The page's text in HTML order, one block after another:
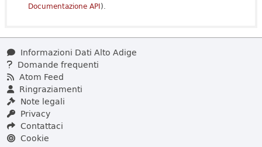
Documentazione API).
Informazioni Dati Alto Adige
Domande frequenti
Atom Feed
Ringraziamenti
Note legali
Privacy
Contattaci
Cookie